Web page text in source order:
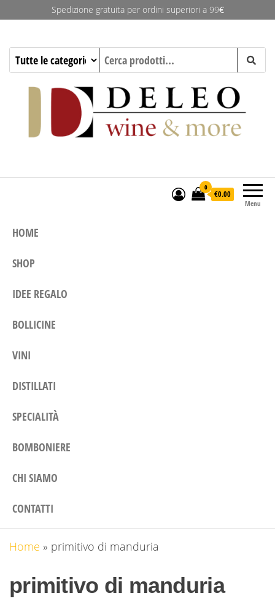
Spedizione gratuita per ordini superiori a 99€
Deleo Wine & More
Menu
0
€0.00
HOME
SHOP
IDEE REGALO
BOLLICINE
VINI
DISTILLATI
SPECIALITÀ
BOMBONIERE
CHI SIAMO
CONTATTI
Home » primitivo di manduria
primitivo di manduria